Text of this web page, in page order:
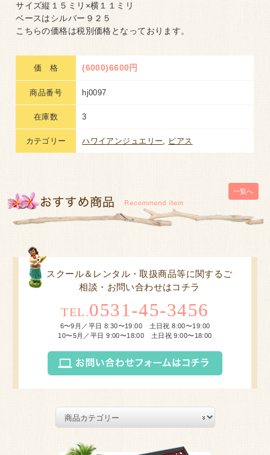
サイズ縦１５ミリ×横１１ミリ
ベースはシルバー９２５
こちらの価格は税別価格となっております。
価 格 (6000)6600円
商品番号 hj0097
在庫数 3
カテゴリー ハワイアンジュエリー, ピアス
一覧へ
スクール＆レンタル・取扱商品等に関するご
相談・お問い合わせはコチラ
TEL.0531-45-3456
6〜9月／平日 8:30〜19:00 土日祝 8:00〜19:00
10〜5月／平日 9:00〜18:00 土日祝 9:00〜18:00